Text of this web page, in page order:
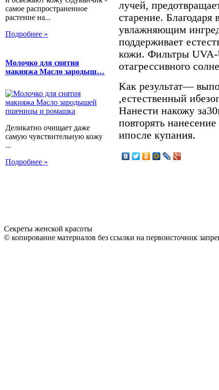
самое распространенное
растение на...
Подробнее »
Молочко для снятия
макияжа Масло зародыш…
Деликатно очищает даже
самую чувствительную кожу
...
Подробнее »
лучей,
старение. Благодаря
увлажняющим
поддерживает
кожи. Фильтры
отагрессивного
Как результат—
,естественный
Нанести накожу
повторять
ипосле купания.
Секреты женской красоты
© копирование материалов без ссылки на первоисточник